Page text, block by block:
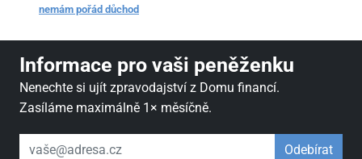
nemám pořád důchod
Informace pro vaši peněženku
Nenechte si ujít zpravodajství z Domu financí.
Zasíláme maximálně 1× měsíčně.
váš email Odebírat